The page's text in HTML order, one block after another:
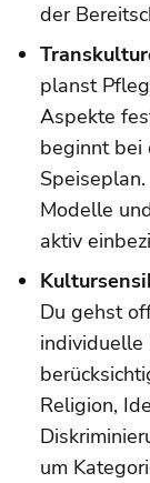
der
planst
Aspekte
beginnt bei
Modelle
aktiv
Du gehst
individuelle
Religion,
um